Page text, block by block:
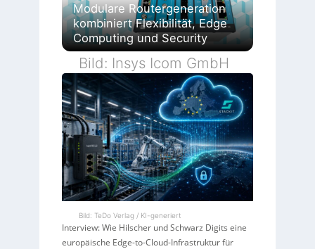
Modulare Routergeneration
kombiniert Flexibilität, Edge
Computing und Security
Bild: Insys Icom GmbH
Bild: TeDo Verlag / KI-generiert
Interview: Wie Hilscher und Schwarz Digits eine
europäische Edge-to-Cloud-Infrastruktur für